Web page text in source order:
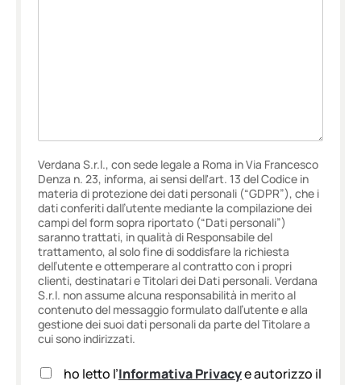
Verdana S.r.l., con sede legale a Roma in Via Francesco
Denza n. 23, informa, ai sensi dell'art. 13 del Codice in
materia di protezione dei dati personali (“GDPR”), che i
dati conferiti dall’utente mediante la compilazione dei
campi del form sopra riportato (“Dati personali”)
saranno trattati, in qualità di Responsabile del
trattamento, al solo fine di soddisfare la richiesta
dell’utente e ottemperare al contratto con i propri
clienti, destinatari e Titolari dei Dati personali. Verdana
S.r.l. non assume alcuna responsabilità in merito al
contenuto del messaggio formulato dall’utente e alla
gestione dei suoi dati personali da parte del Titolare a
cui sono indirizzati.
A
ho letto l’Informativa Privacye autorizzo il